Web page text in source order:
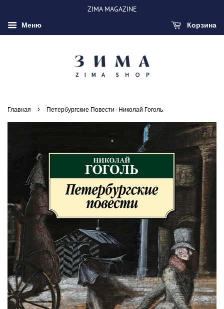
ZIMA MAGAZINE
Меню
Корзина
Главная › Петербургские Повести - Николай Гоголь